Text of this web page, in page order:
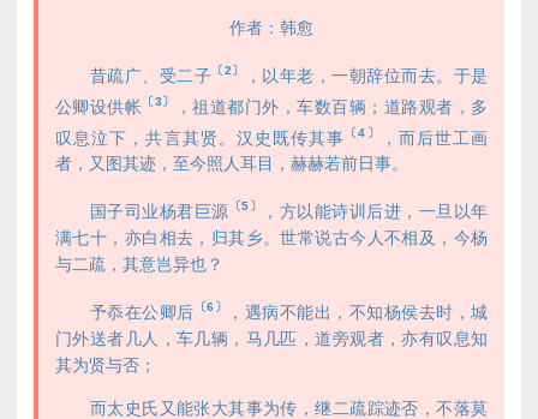
作者：韩愈
昔疏广、受二子 〔2〕
，以年老，一朝辞位而去。于是
公卿设供帐
〔3〕
，祖道都门外，车数百辆；道路观者，多
叹息泣下，共言其贤。汉史既传其事
〔4〕
，而后世工画
者，又图其迹，至今照人耳目，赫赫若前日事。
国子司业杨君巨源 〔5〕
，方以能诗训后进，一旦以年
满七十，亦白相去，归其乡。世常说古今人不相及，今杨
与二疏，其意岂异也？
予忝在公卿后 〔6〕
，遇病不能出，不知杨侯去时，城
门外送者几人，车几辆，马几匹，道旁观者，亦有叹息知
其为贤与否；
而太史氏又能张大其事为传，继二疏踪迹否，不落莫